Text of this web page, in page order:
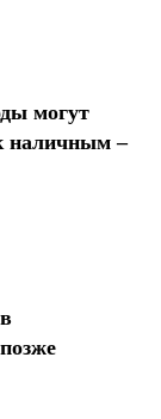
могут
наличным –